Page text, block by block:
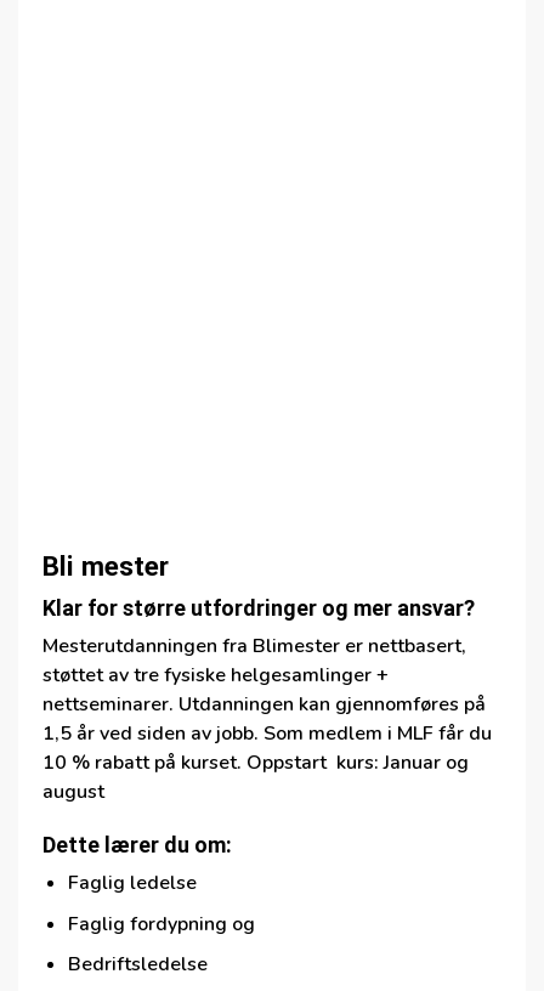
Bli mester
Klar for større utfordringer og mer ansvar?
Mesterutdanningen fra Blimester er nettbasert,
støttet av tre fysiske helgesamlinger +
nettseminarer. Utdanningen kan gjennomføres på
1,5 år ved siden av jobb. Som medlem i MLF får du
10 % rabatt på kurset. Oppstart kurs: Januar og
august
Dette lærer du om:
Faglig ledelse
Faglig fordypning og
Bedriftsledelse